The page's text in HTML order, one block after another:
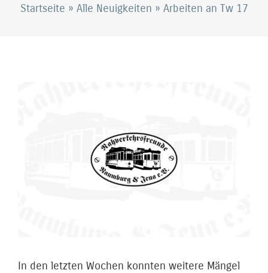
Startseite » Alle Neuigkeiten » Arbeiten an Tw 17
In den letzten Wochen konnten weitere Mängel